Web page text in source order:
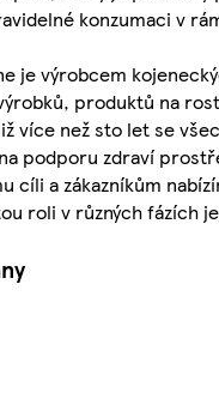
konzumaci v
je výrobcem
produktů na
více než sto let se
podporu zdraví
cíli a zákazníkům
roli v různých fázích